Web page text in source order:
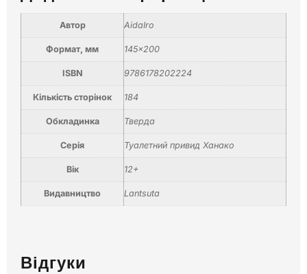
Автор AidaIro
Формат, мм 145×200
ISBN 9786178202224
Кількість сторінок 184
Обкладинка Тверда
Серія Туалетний привид Ханако
Вік 12+
Видавництво Lantsuta
Відгуки